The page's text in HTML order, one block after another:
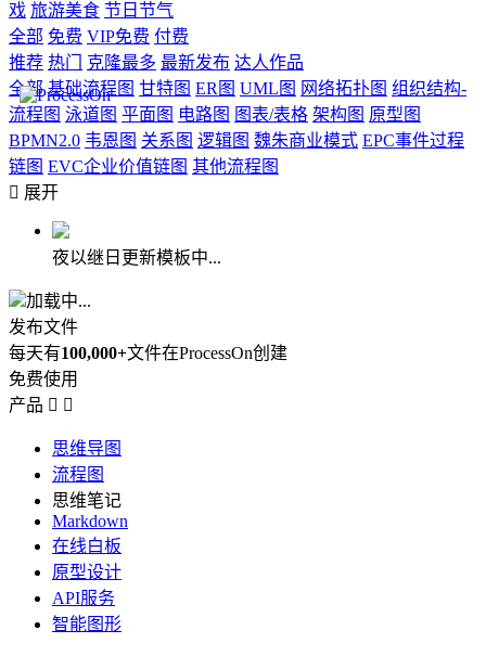
戏 旅游美食 节日节气
全部 免费 VIP免费 付费
推荐 热门 克隆最多 最新发布 达人作品
全部 基础流程图 甘特图 ER图 UML图 网络拓扑图 组织结构-
流程图 泳道图 平面图 电路图 图表/表格 架构图 原型图
BPMN2.0 韦恩图 关系图 逻辑图 魏朱商业模式 EPC事件过程
链图 EVC企业价值链图 其他流程图
 展开
夜以继日更新模板中...
加载中...
发布文件
每天有100,000+文件在ProcessOn创建
免费使用
产品  
思维导图
流程图
思维笔记
Markdown
在线白板
原型设计
API服务
智能图形